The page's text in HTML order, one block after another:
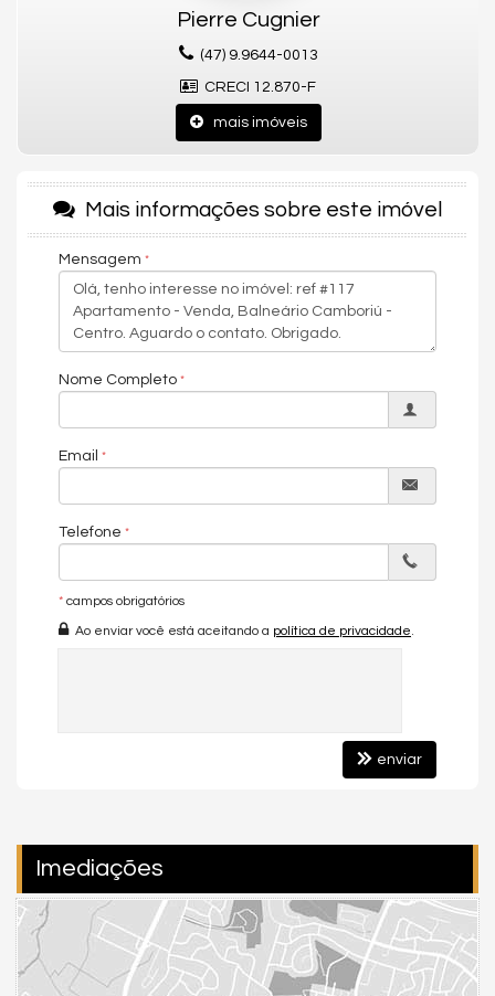
elevador, hall decorado e segurança, garantindo conforto e
tranquilidade. Viver no Mirante das Ondas é desfrutar de um
estilo de vida sofisticado, com fácil acesso ao mar e a todas as
facilidades que tornam Balneário Camboriú um dos destinos
para agendar uma visita, e conhecer esse lindo Apartamento!
Nós da Central de Negócios PR Consultor Executivo & Home
Balneário Camboriú e Região. Também garimpamos
oportunidades de investimentos para que você possa ter um
ótimo investimento com a maior segurança, assim realizando
seu sonho!
Apartamento:
01 Vaga de Garagem Privativa
Sacada com Churrasqueira
Área de Serviço Separada
Terraço Privativo
Empreendimento:
Elevador
Características do Imóvel
Pierre Cugnier
(47) 9.9644-0013
CRECI 12.870-F
mais imóveis
Mais informações sobre este imóvel
Mensagem
Nome Completo
Email
Telefone
* campos obrigatórios
Ao enviar você está aceitando a política de privacidade
enviar
Imediações